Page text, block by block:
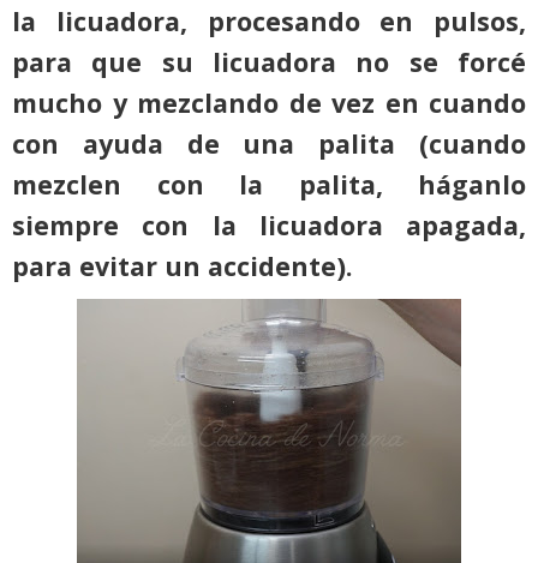
la licuadora, procesando en pulsos,
para que su licuadora no se forcé
mucho y mezclando de vez en cuando
con ayuda de una palita (cuando
mezclen con la palita, háganlo
siempre con la licuadora apagada,
para evitar un accidente).